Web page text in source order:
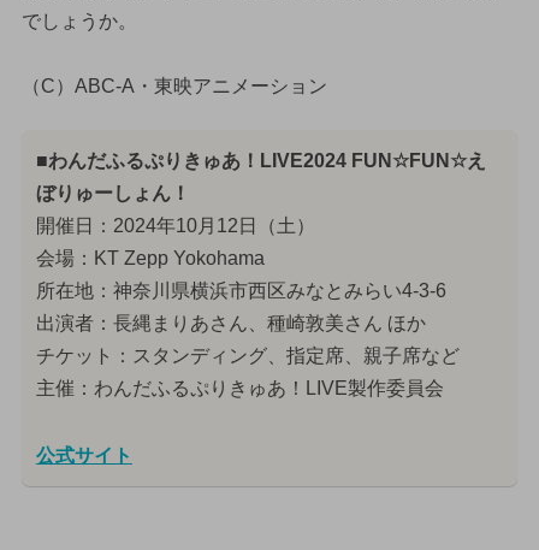
でしょうか。
（C）ABC-A・東映アニメーション
■わんだふるぷりきゅあ！LIVE2024 FUN☆FUN☆え
ぼりゅーしょん！
開催日：2024年10月12日（土）
会場：KT Zepp Yokohama
所在地：神奈川県横浜市西区みなとみらい4-3-6
出演者：長縄まりあさん、種崎敦美さん ほか
チケット：スタンディング、指定席、親子席など
主催：わんだふるぷりきゅあ！LIVE製作委員会
公式サイト